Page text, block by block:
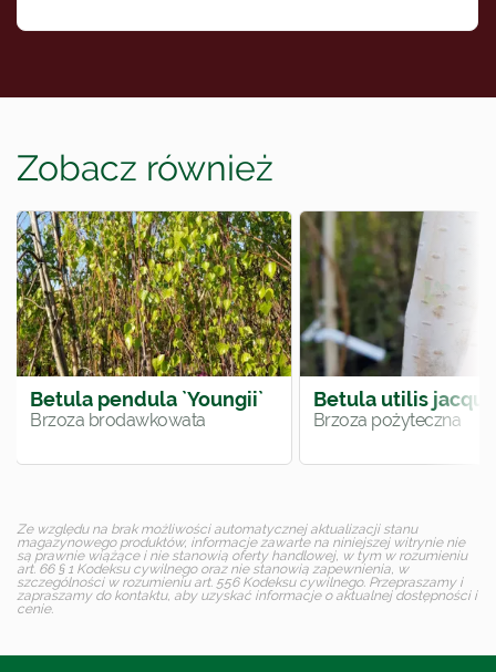
Zobacz również
Betula pendula `Youngii`
Brzoza brodawkowata
Betula utilis
Brzoza pożyteczna
Ze względu na brak możliwości automatycznej aktualizacji stanu
magazynowego produktów, informacje zawarte na niniejszej witrynie nie
są prawnie wiążące i nie stanowią oferty handlowej, w tym w rozumieniu
art. 66 § 1 Kodeksu cywilnego oraz nie stanowią zapewnienia, w
szczególności w rozumieniu art. 556 Kodeksu cywilnego. Przepraszamy i
zapraszamy do kontaktu, aby uzyskać informacje o aktualnej dostępności i
cenie.